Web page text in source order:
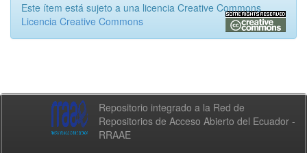
Este ítem está sujeto a una licencia Creative Commons
Licencia Creative Commons
Repositorio integrado a la Red de
Repositorios de Acceso Abierto del Ecuador -
RRAAE